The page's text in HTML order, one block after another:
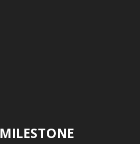
MILESTONE